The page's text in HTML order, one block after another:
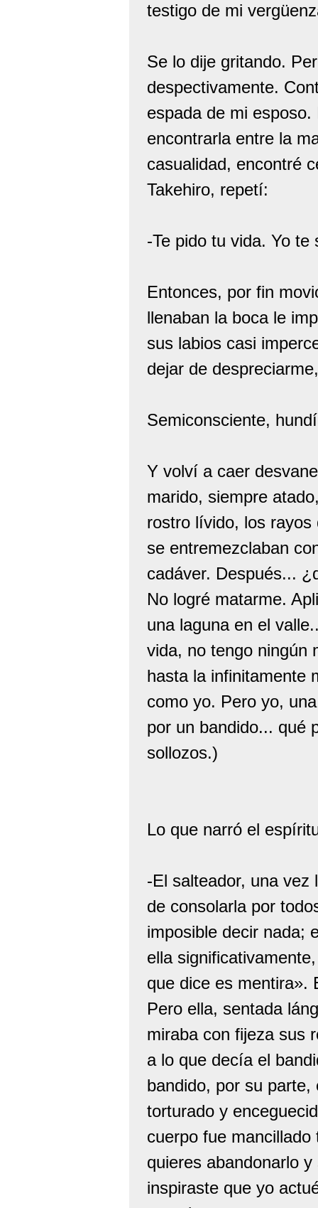
testigo de mi
Se lo dije gritando.
despectivamente.
espada de mi
encontrarla entre la
casualidad, encontré
Takehiro, repetí:
-Te pido tu vida. Yo te
Entonces, por fin
llenaban la boca le
sus labios casi
dejar de
Semiconsciente,
Y volví a caer
marido, siempre
rostro lívido, los rayos
se entremezclaban
cadáver. Después...
No logré matarme.
una laguna en el
vida, no tengo ningún
hasta la infinitamente
como yo. Pero yo,
por un bandido... qué
sollozos.)
Lo que narró el
-El salteador, una
de consolarla por
imposible decir nada;
ella
que dice es mentira».
Pero ella, sentada
miraba con fijeza sus
a lo que decía el
bandido, por su
torturado y
cuerpo fue
quieres abandonarlo
inspiraste que yo